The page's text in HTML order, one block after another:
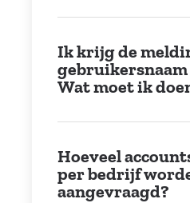
Ik krijg de
gebruikersnaam
Wat moet ik
Hoeveel
per bedrijf
aangevraagd?